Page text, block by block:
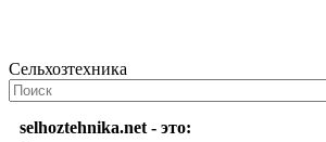
Сельхозтехника
selhoztehnika.net - это: